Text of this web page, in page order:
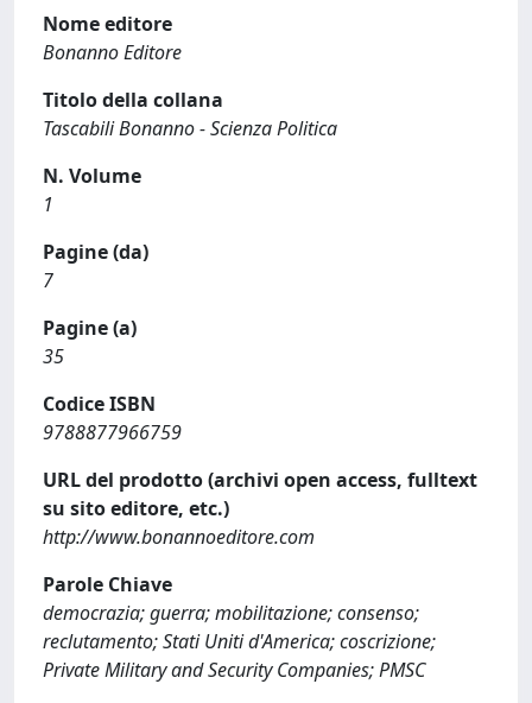
Nome editore
Bonanno Editore
Titolo della collana
Tascabili Bonanno - Scienza Politica
N. Volume
1
Pagine (da)
7
Pagine (a)
35
Codice ISBN
9788877966759
URL del prodotto (archivi open access, fulltext
su sito editore, etc.)
http://www.bonannoeditore.com
Parole Chiave
democrazia; guerra; mobilitazione; consenso;
reclutamento; Stati Uniti d'America; coscrizione;
Private Military and Security Companies; PMSC